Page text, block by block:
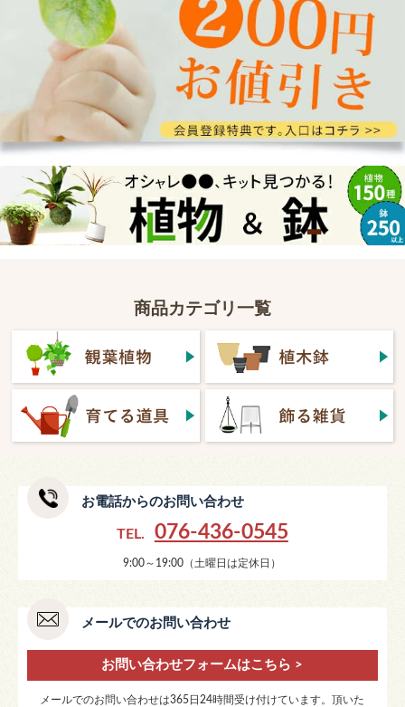
商品カテゴリ一覧
お電話からのお問い合わせ
TEL. 076-436-0545
9:00～19:00（土曜日は定休日）
メールでのお問い合わせ
お問い合わせフォームはこちら >
メールでのお問い合わせは365日24時間受け付けています。頂いた